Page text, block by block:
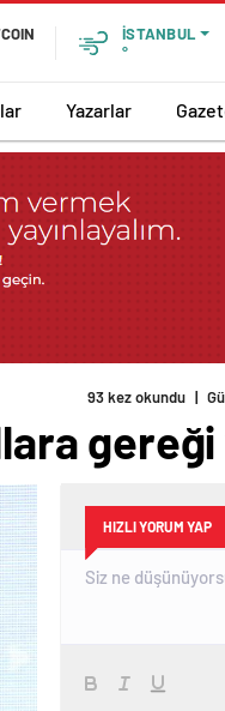
İSTANBUL
°
Yazarlar
93 kez okundu |
gereği
HIZLI YORUM YAP